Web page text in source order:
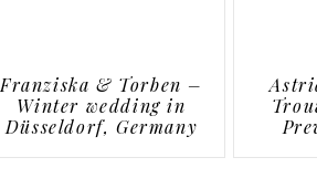
Franziska & Torben –
Winter wedding in
Düsseldorf, Germany